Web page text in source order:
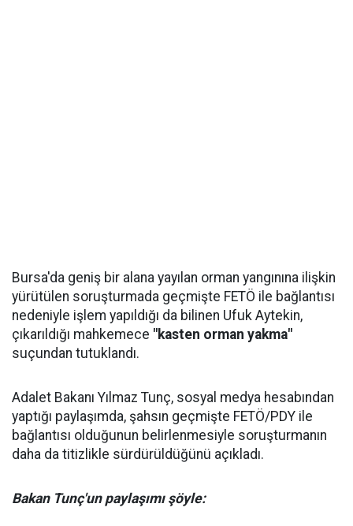
Bursa'da geniş bir alana yayılan orman yangınına ilişkin
yürütülen soruşturmada geçmişte FETÖ ile bağlantısı
nedeniyle işlem yapıldığı da bilinen Ufuk Aytekin,
çıkarıldığı mahkemece "kasten orman yakma"
suçundan tutuklandı.
Adalet Bakanı Yılmaz Tunç, sosyal medya hesabından
yaptığı paylaşımda, şahsın geçmişte FETÖ/PDY ile
bağlantısı olduğunun belirlenmesiyle soruşturmanın
daha da titizlikle sürdürüldüğünü açıkladı.
Bakan Tunç'un paylaşımı şöyle: